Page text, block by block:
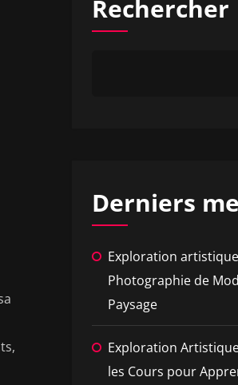
Rechercher
Derniers
Exploration
Photographie de
Paysage
Exploration
les Cours pour